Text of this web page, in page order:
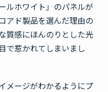
ルホワイト」のパネルが
アド製品を選んだ理由の
質感にほんのりとした光
で惹かれてしまいまし
メージがわかるようにプ